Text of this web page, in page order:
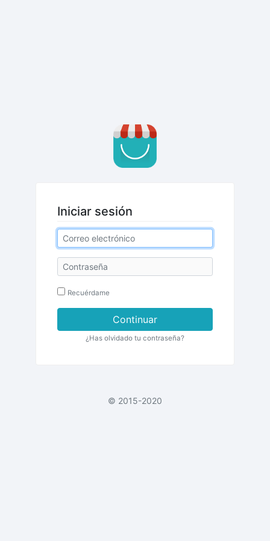
Iniciar sesión
Recuérdame
Continuar
¿Has olvidado tu contraseña?
© 2015-2020